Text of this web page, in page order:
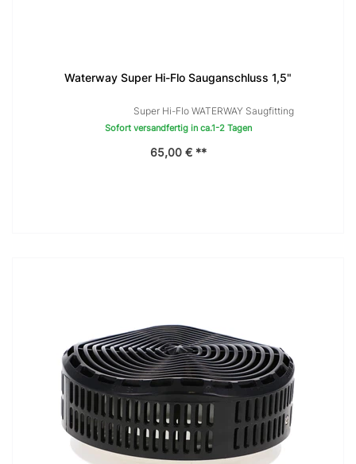
Waterway Super Hi-Flo Sauganschluss 1,5"
Super Hi-Flo WATERWAY Saugfitting
Sofort versandfertig in ca.1-2 Tagen
65,00 € **